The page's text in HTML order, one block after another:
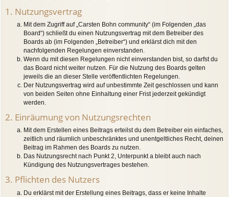
1. Nutzungsvertrag
Mit dem Zugriff auf „Carsten Bohn community“ (im Folgenden „das
Board“) schließt du einen Nutzungsvertrag mit dem Betreiber des
Boards ab (im Folgenden „Betreiber“) und erklärst dich mit den
nachfolgenden Regelungen einverstanden.
Wenn du mit diesen Regelungen nicht einverstanden bist, so darfst du
das Board nicht weiter nutzen. Für die Nutzung des Boards gelten
jeweils die an dieser Stelle veröffentlichten Regelungen.
Der Nutzungsvertrag wird auf unbestimmte Zeit geschlossen und kann
von beiden Seiten ohne Einhaltung einer Frist jederzeit gekündigt
werden.
2. Einräumung von Nutzungsrechten
Mit dem Erstellen eines Beitrags erteilst du dem Betreiber ein einfaches,
zeitlich und räumlich unbeschränktes und unentgeltliches Recht, deinen
Beitrag im Rahmen des Boards zu nutzen.
Das Nutzungsrecht nach Punkt 2, Unterpunkt a bleibt auch nach
Kündigung des Nutzungsvertrages bestehen.
3. Pflichten des Nutzers
Du erklärst mit der Erstellung eines Beitrags, dass er keine Inhalte